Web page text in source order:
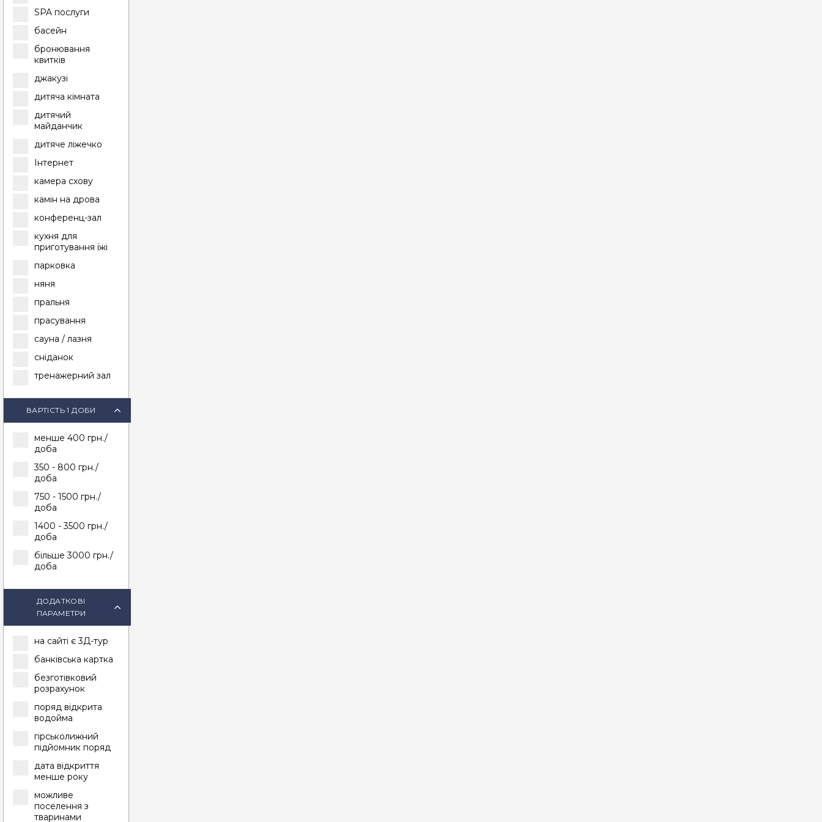
SPA послуги
басейн
бронювання
квитків
джакузі
дитяча кімната
дитячий
майданчик
дитяче ліжечко
Інтернет
камера схову
камін на дрова
конференц-зал
кухня для
приготування їжі
парковка
няня
пральня
прасування
сауна / лазня
сніданок
тренажерний зал
ВАРТІСТЬ 1 ДОБИ
менше 400 грн./
доба
350 - 800 грн./
доба
750 - 1500 грн./
доба
1400 - 3500 грн./
доба
більше 3000 грн./
доба
ДОДАТКОВІ
ПАРАМЕТРИ
на сайті є 3Д-тур
банківська картка
безготівковий
розрахунок
поряд відкрита
водойма
гірськолижний
підйомник поряд
дата відкриття
менше року
можливе
поселення з
тваринами